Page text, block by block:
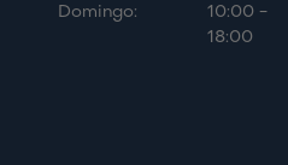
Domingo:
10:00 -
18:00